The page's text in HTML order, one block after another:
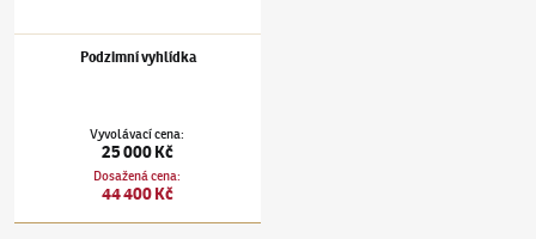
Podzimní vyhlídka
Vyvolávací cena:
25 000 Kč
Dosažená cena:
44 400 Kč